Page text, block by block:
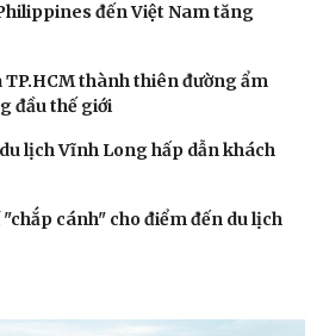
đến Việt Nam tăng
thành thiên đường ẩm
đầu thế giới
lịch Vĩnh Long hấp dẫn khách
cánh" cho điểm đến du lịch